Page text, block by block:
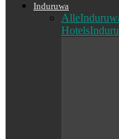
Induruwa
Alle
Hotels